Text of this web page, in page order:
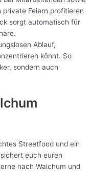
private Feiern profitieren
sorgt automatisch für
Ablauf,
könnt. So
sondern auch
Streetfood und ein
euch euren
nach Walchum und